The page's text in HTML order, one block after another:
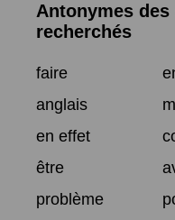
Antonymes
recherchés
faire
anglais
en effet
être
problème